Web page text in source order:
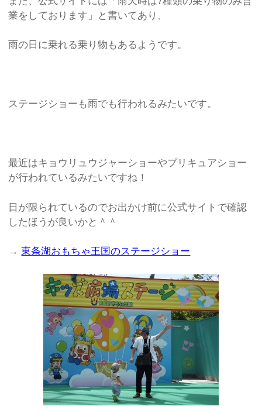
業をしております」と書いてあり、
雨の日に乗れる乗り物もあるようです。
ステージショーも雨でも行われるみたいです。
最近はキョウリュウジャーショーやプリキュアショー
が行われているみたいですね！
日が限られているのでお出かけ前に公式サイトで確認
したほうが良いかと＾＾
→東条湖おもちゃ王国のステージショー